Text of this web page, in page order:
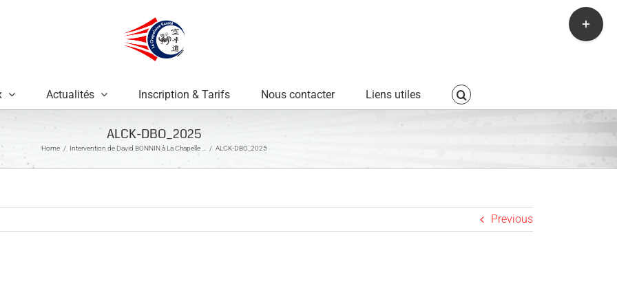
Actualités Inscription & Tarifs Nous contacter Liens utiles
ALCK-DBO_2025
Home Intervention de David BONNIN à La Chapelle … ALCK-DBO_2025
Previous
Toggle
Sliding